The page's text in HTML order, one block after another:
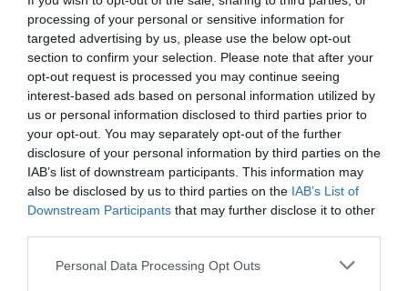
processing of your personal or sensitive information for
targeted advertising by us, please use the below opt-out
section to confirm your selection. Please note that after your
opt-out request is processed you may continue seeing
interest-based ads based on personal information utilized by
us or personal information disclosed to third parties prior to
your opt-out. You may separately opt-out of the further
disclosure of your personal information by third parties on the
IAB’s list of downstream participants. This information may
also be disclosed by us to third parties on the IAB’s List of
Downstream Participants that may further disclose it to other
Personal Data Processing Opt Outs
DERNIERS COMMENTAIRES
Kylea commenté l'article :
Ryanair au Maroc : un programme hivernal record pour
relier le Royaume à 14 pays européens
Mamadou DIALLOa commenté l'article :